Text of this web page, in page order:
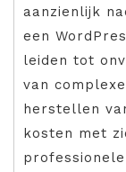
aanzienlijk
een
leiden tot
van
herstellen
kosten met